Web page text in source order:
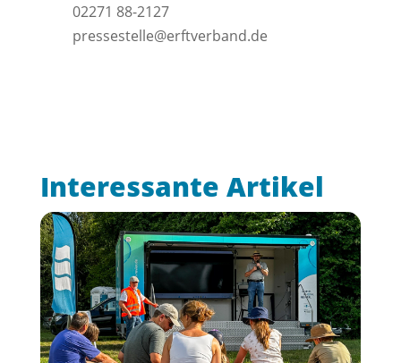
02271 88-2127
pressestelle@erftverband.de
Interessante Artikel